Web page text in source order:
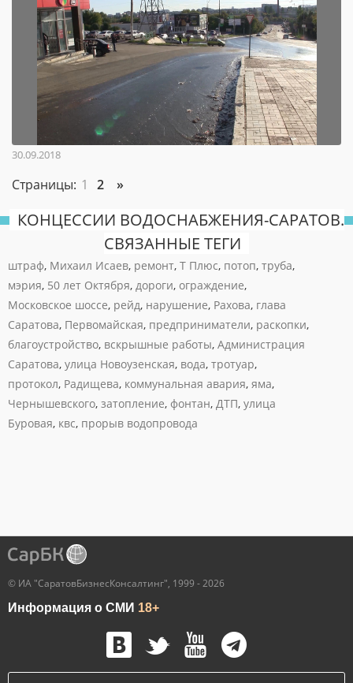
30.09.2018
Страницы: 1 2 »
КОНЦЕССИИ ВОДОСНАБЖЕНИЯ-САРАТОВ.
СВЯЗАННЫЕ ТЕГИ
штраф, Михаил Исаев, ремонт, Т Плюс, потоп, труба,
мэрия, 50 лет Октября, дороги, ограждение,
Московское шоссе, рейд, нарушение, Рахова, глава
Саратова, Первомайская, предприниматели, раскопки,
благоустройство, вскрышные работы, Администрация
Саратова, улица Новоузенская, вода, тротуар,
протокол, Радищева, коммунальная авария, яма,
Чернышевского, затопление, фонтан, ДТП, улица
Буровая, квс, прорыв водопровода
© ИА "СаратовБизнесКонсалтинг", 1999 - 2026
Информация о СМИ 18+